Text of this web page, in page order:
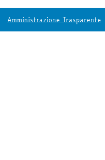
Amministrazione Trasparente